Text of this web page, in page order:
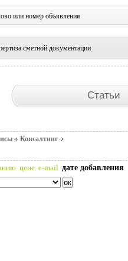
или номер объявления
сметной документации
Статьи
Консалтинг
цене e-mail дате добавления